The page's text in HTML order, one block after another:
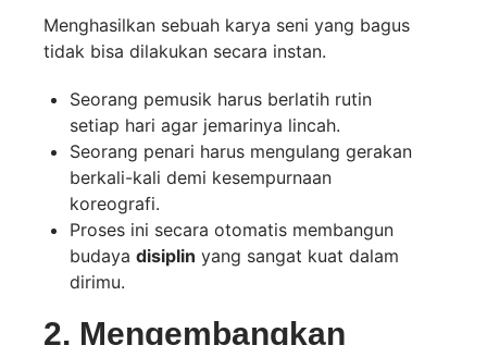
Menghasilkan sebuah karya seni yang bagus
tidak bisa dilakukan secara instan.
Seorang pemusik harus berlatih rutin
setiap hari agar jemarinya lincah.
Seorang penari harus mengulang gerakan
berkali-kali demi kesempurnaan
koreografi.
Proses ini secara otomatis membangun
budaya disiplin yang sangat kuat dalam
dirimu.
2. Mengembangkan